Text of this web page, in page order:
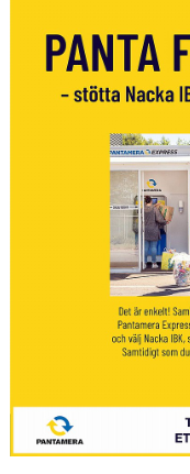
MATCHER
KLUBBSHOPEN
INNEBANDY PLAY
NACKAPOKALEN